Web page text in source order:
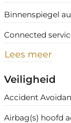
Binnenspiegel
Connected
Lees meer
Veiligheid
Accident
Airbag(s) hoofd